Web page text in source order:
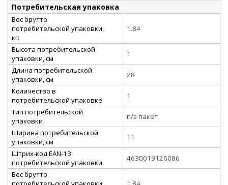
Потребительская упаковка
Вес брутто
потребительской упаковки,
кг:
1.84
Высота потребительской
упаковки, см
1
Длина потребительской
упаковки, см
28
Количество в
потребительской упаковке
1
Тип потребительской
упаковки
п/э пакет
Ширина потребительской
упаковки, см
11
Штрих-код EAN-13
потребительской упаковки
4630019126086
Вес брутто